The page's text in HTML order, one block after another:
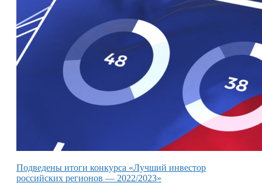
Подведены итоги конкурса «Лучший инвестор
российских регионов — 2022/2023»